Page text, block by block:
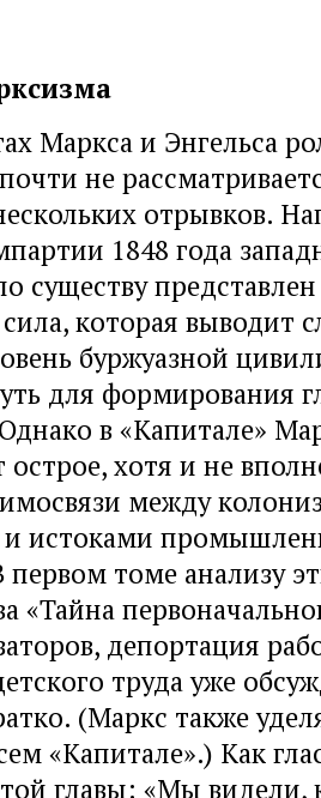
Маркса и Энгельса
не
отрывков.
1848 года
существу представлен
которая выводит
буржуазной
для формирования
в «Капитале»
хотя и не
между
и истоками
томе анализу
«Тайна
депортация
труда уже
(Маркс также
«Капитале».) Как
главы: «Мы видели,